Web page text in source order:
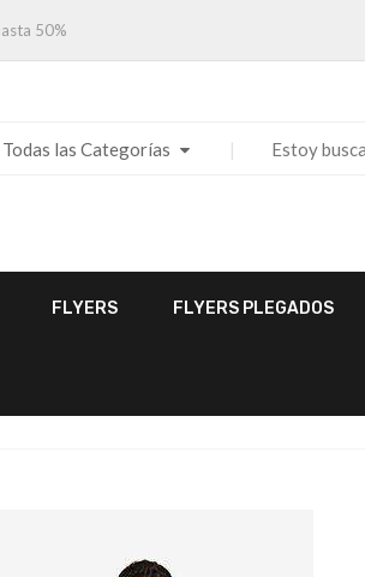
50%
Todas las Categorías
FLYERS FLYERS PLEGADOS